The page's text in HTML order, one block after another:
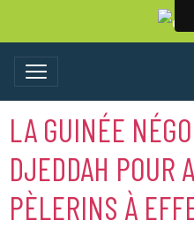
LA GUINÉE
DJEDDAH POUR
PÈLERINS À